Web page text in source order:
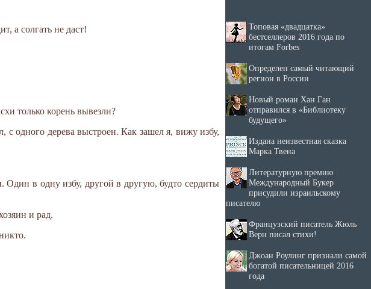
а солгать не даст!
только корень вывезли?
с одного дерева выстроен. Как зашел я, вижу избу,
в одну избу, другой в другую, будто сердиты
и рад.
Топовая «двадцатка»
бестселлеров 2016 года по
итогам Forbes
Определен самый читающий
регион в России
Новый роман Хан Ган
отправился в «Библиотеку
будущего»
Издана неизвестная сказка
Марка Твена
Литературную премию
Международный Букер
присудили израильскому
писателю
Французский писатель Жюль
Верн писал стихи!
Джоан Роулинг признали самой
богатой писательницей 2016
года